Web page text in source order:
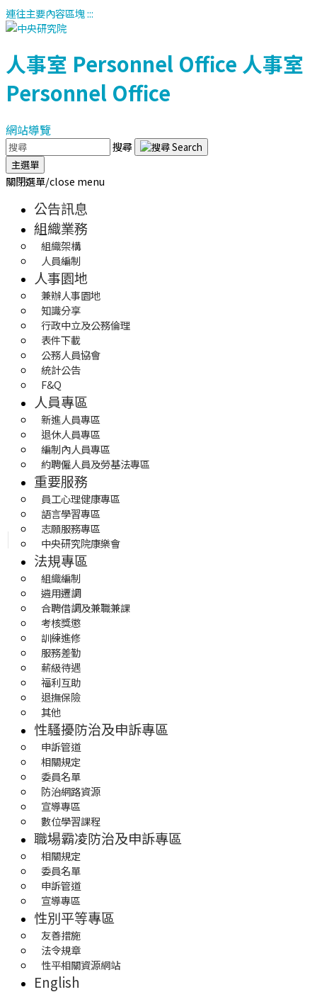
連往主要內容區塊:::
人事室 Personnel Office 人事室
Personnel Office
網站導覽
搜尋
主選單
關閉選單/close menu
公告訊息
組織業務
組織架構
人員編制
人事園地
兼辦人事園地
知識分享
行政中立及公務倫理
表件下載
公務人員協會
統計公告
F&Q
人員專區
新進人員專區
退休人員專區
編制內人員專區
約聘僱人員及勞基法專區
重要服務
員工心理健康專區
語言學習專區
志願服務專區
中央研究院康樂會
法規專區
組織編制
遴用遷調
合聘借調及兼職兼課
考核獎懲
訓練進修
服務差勤
薪級待遇
福利互助
退撫保險
其他
性騷擾防治及申訴專區
申訴管道
相關規定
委員名單
防治網路資源
宣導專區
數位學習課程
職場霸凌防治及申訴專區
相關規定
委員名單
申訴管道
宣導專區
性別平等專區
友善措施
法令規章
性平相關資源網站
English